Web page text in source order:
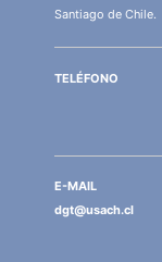
Santiago de Chile.
TELÉFONO
E-MAIL
dgt@usach.cl